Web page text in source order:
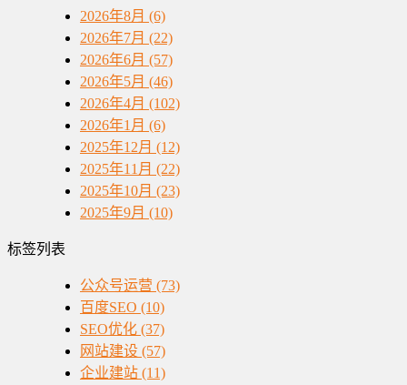
2026年8月 (6)
2026年7月 (22)
2026年6月 (57)
2026年5月 (46)
2026年4月 (102)
2026年1月 (6)
2025年12月 (12)
2025年11月 (22)
2025年10月 (23)
2025年9月 (10)
标签列表
公众号运营 (73)
百度SEO (10)
SEO优化 (37)
网站建设 (57)
企业建站 (11)